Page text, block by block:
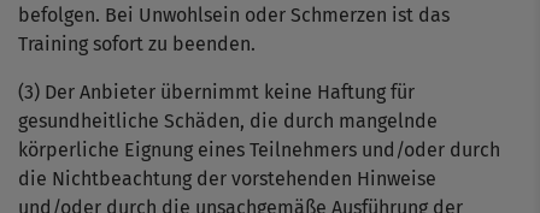
befolgen. Bei Unwohlsein oder Schmerzen ist das
Training sofort zu beenden.
(3) Der Anbieter übernimmt keine Haftung für
gesundheitliche Schäden, die durch mangelnde
körperliche Eignung eines Teilnehmers und/oder durch
die Nichtbeachtung der vorstehenden Hinweise
und/oder durch die unsachgemäße Ausführung der